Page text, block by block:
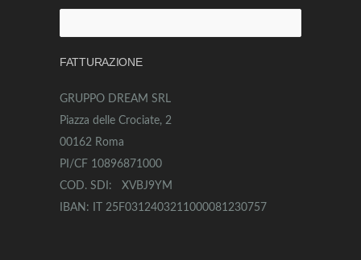
per:
FATTURAZIONE
GRUPPO DREAM SRL
Piazza delle Crociate, 2
00162 Roma
PI/CF 10896871000
COD. SDI: XVBJ9YM
IBAN: IT 25F0312403211000081230757